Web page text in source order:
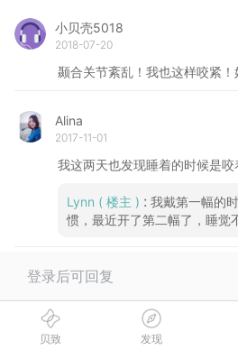
小贝壳5018
2018-07-20
颞合关节紊乱！我也这样咬紧！
Alina
2017-11-01
我这两天也发现睡着的时候是咬
Lynn ( 楼主 ) : 我戴第一幅的
惯，最近开了第二幅了，睡觉
小贝壳1756
我也是晚上咬的好紧，睡梦中都
登录后可回复
贝致 发现